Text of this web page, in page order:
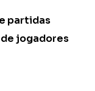
partidas
jogadores